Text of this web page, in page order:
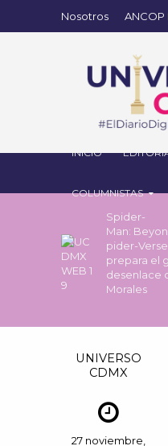
Nosotros ANCOP
INICIO
COLUMNISTAS
Spider-
Man:
pider-Verse
prepara el
desenlace
Morales
UNIVERSO
CDMX
27 noviembre,